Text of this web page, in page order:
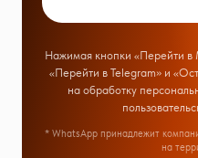
Нажимая кнопки «Перейти
«Перейти в Telegram» и
на обработку
* WhatsApp принадлежит
на